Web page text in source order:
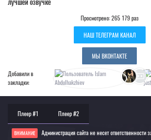
лучшей озвучке
Просмотрено: 265 179 раз
НАШ ТЕЛЕГРАМ КАНАЛ
МЫ ВКОНТАКТЕ
Добавили в
закладки:
Плеер #1 Плеер #2
ВНИМАНИЕ Администрация сайта не несет ответственности